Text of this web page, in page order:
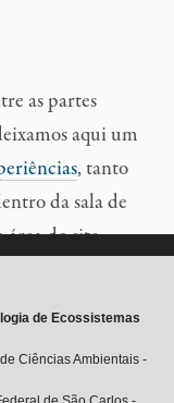
as partes
aqui um
, tanto
da sala de
área do site.
de Ecossistemas
Ciências Ambientais -